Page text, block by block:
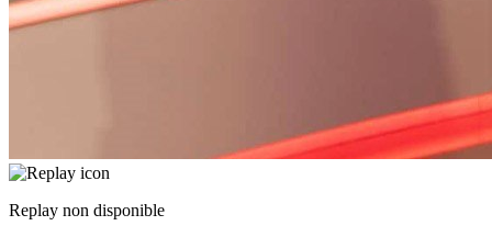
Replay non disponible